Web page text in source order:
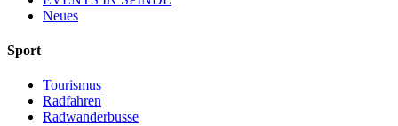
Neues
Sport
Tourismus
Radfahren
Radwanderbusse